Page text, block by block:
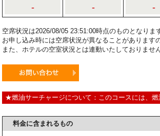
- - -
空席状況は2026/08/05 23:51:00時点のものとなりま
お申し込み時には空席状況が異なることがあります
また、ホテルの空室状況とは連動いたしておりませ
★燃油サーチャージについて：このコースには、燃
料金に含まれるもの